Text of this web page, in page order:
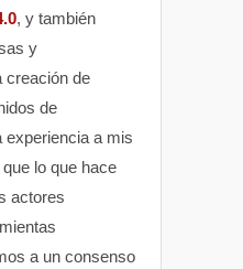
, y también
y
creación de
de
experiencia a mis
lo que hace
actores
a un consenso